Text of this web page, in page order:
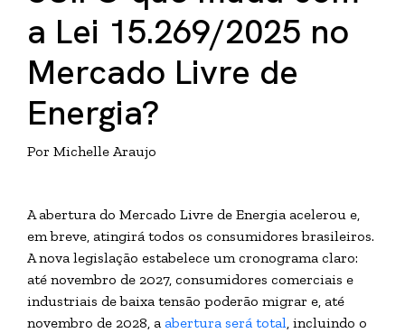
a Lei 15.269/2025 no
Mercado Livre de
Energia?
Por Michelle Araujo
A abertura do Mercado Livre de Energia acelerou e,
em breve, atingirá todos os consumidores brasileiros.
A nova legislação estabelece um cronograma claro:
até novembro de 2027, consumidores comerciais e
industriais de baixa tensão poderão migrar e, até
novembro de 2028, a abertura será total, incluindo o